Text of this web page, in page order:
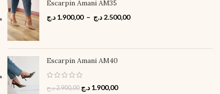
Escarpin Amani AM35
1.900,00 د.ج – 2.500,00 د.ج
Escarpin Amani AM40
2.900,00د.ج 1.900,00 د.ج